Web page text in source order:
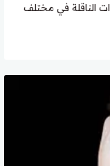
الثلاثاء 10-2-2026 والقنوات الناقلة في مختلف